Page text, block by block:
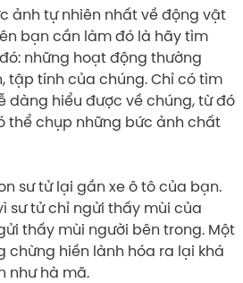
ảnh tự nhiên nhất về động vật
bạn cần làm đó là hãy tìm
những hoạt động thường
tập tính của chúng. Chỉ có tìm
dàng hiểu được về chúng, từ đó
thể chụp những bức ảnh chất
sư tử lại gần xe ô tô của bạn.
sư tử chỉ ngửi thấy mùi của
thấy mùi người bên trong. Một
chừng hiền lành hóa ra lại khá
như hà mã.